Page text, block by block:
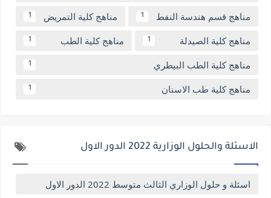
مناهج قسم هندسة النفط 1 مناهج كلية التمريض 1
مناهج كلية الصيدلة 1 مناهج كلية الطب 1
مناهج كلية الطب البيطري 1
مناهج كلية طب الاسنان 1
الاسئلة والحلول الوزارية 2022 الدور الاول
اسئلة و حلول الوزاري الثالث متوسط 2022 الدور الاول